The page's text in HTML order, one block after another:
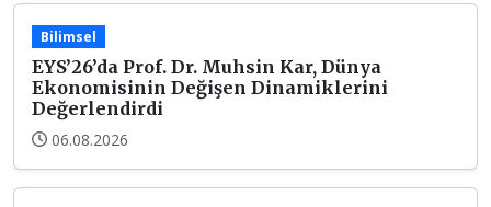
Bilimsel
EYS’26’da Prof. Dr. Muhsin Kar, Dünya
Ekonomisinin Değişen Dinamiklerini
Değerlendirdi
06.08.2026